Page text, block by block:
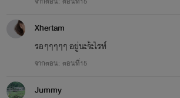
Xhertam
รอๆๆๆๆๆ อยู่นะจ้ะไรท์
จากตอน: ตอนที่15
Jummy